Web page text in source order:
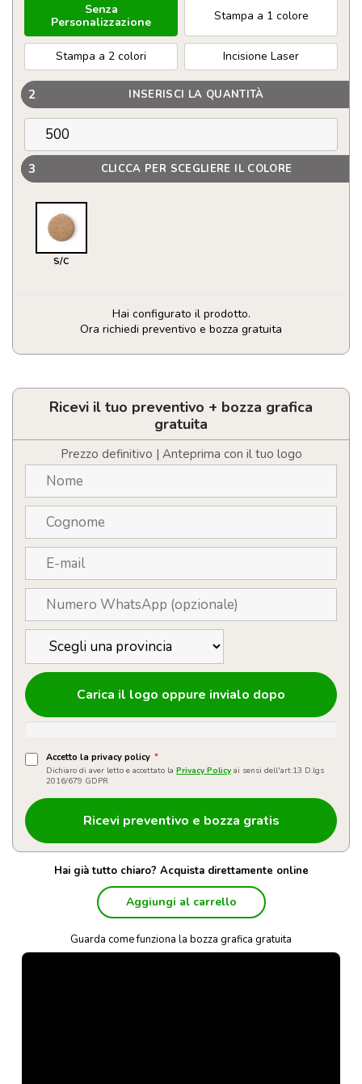
Senza
Personalizzazione
Stampa a 1 colore
Stampa a 2 colori Incisione Laser
2 INSERISCI LA QUANTITÀ
3 CLICCA PER SCEGLIERE IL COLORE
S/C
Hai configurato il prodotto.
Ora richiedi preventivo e bozza gratuita
Specchietto
sughero
personalizzato
quantità
Ricevi il tuo preventivo + bozza grafica
gratuita
Prezzo definitivo | Anteprima con il tuo logo
Carica il logo oppure invialo dopo
Accetto la privacy policy *
Dichiaro di aver letto e accettato la Privacy Policy ai sensi dell'art.13 D.lgs
2016/679 GDPR
Hai già tutto chiaro? Acquista direttamente online
Aggiungi al carrello
Guarda come funziona la bozza grafica gratuita